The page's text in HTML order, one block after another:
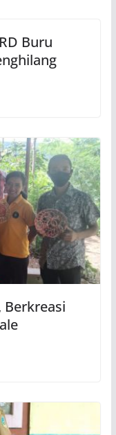
Buru
Berkreasi